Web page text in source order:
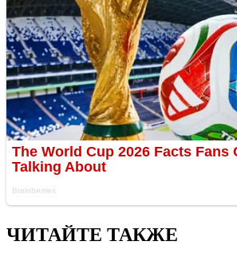
ЧИТАЙТЕ ТАКЖЕ